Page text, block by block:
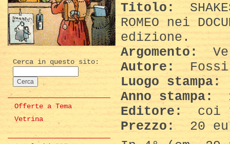
Cerca in questo sito:
Offerte a Tema
Vetrina
Titolo:
ROMEO nei
edizione.
Argomento:
Autore:
Luogo stampa:
Anno stampa:
Editore:
coi
Prezzo:
20